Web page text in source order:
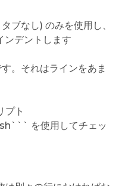
ブなし) のみを使用し、
ンデントします
。それはラインをあま
プト
を使用してチェッ